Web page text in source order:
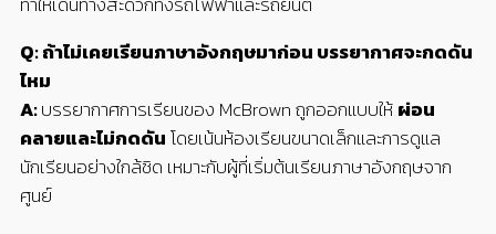
Q: ถ้าไม่เคยเรียนภาษาอังกฤษมาก่อน บรรยากาศจะกดดัน
ไหม
A:บรรยากาศการเรียนของ McBrown ถูกออกแบบให้ ผ่อน
คลายและไม่กดดัน โดยเน้นห้องเรียนขนาดเล็กและการดูแล
นักเรียนอย่างใกล้ชิด เหมาะกับผู้ที่เริ่มต้นเรียนภาษาอังกฤษจาก
ศูนย์